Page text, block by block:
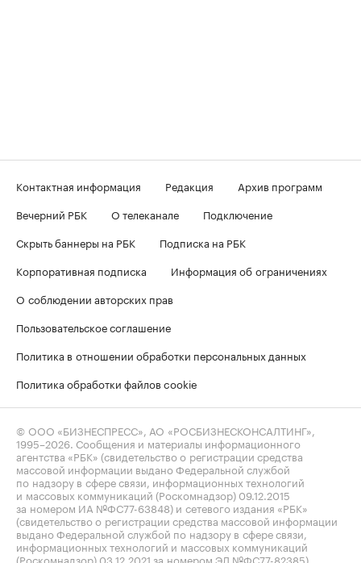
Контактная информация Редакция
Архив программ
Вечерний РБК
О телеканале
Подключение
Скрыть баннеры на РБК
Подписка на РБК
Корпоративная подписка
Информация об ограничениях
О соблюдении авторских прав
Пользовательское соглашение
Политика в отношении обработки персональных данных
Политика обработки файлов cookie
© ООО «БИЗНЕСПРЕСС», АО «РОСБИЗНЕСКОНСАЛТИНГ»,
1995–2026 . Сообщения и материалы информационного
агентства «РБК» (свидетельство о регистрации средства
массовой информации выдано Федеральной службой
по надзору в сфере связи, информационных технологий
и массовых коммуникаций (Роскомнадзор) 09.12.2015
за номером ИА №ФС77-63848) и сетевого издания «РБК»
(свидетельство о регистрации средства массовой информации
выдано Федеральной службой по надзору в сфере связи,
информационных технологий и массовых коммуникаций
(Роскомнадзор) 03.12.2021 за номером ЭЛ №ФС77-82385)